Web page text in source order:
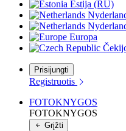
Estija (RU)
Europa
Prisijungti
Registruotis
FOTOKNYGOS
FOTOKNYGOS
Grįžti